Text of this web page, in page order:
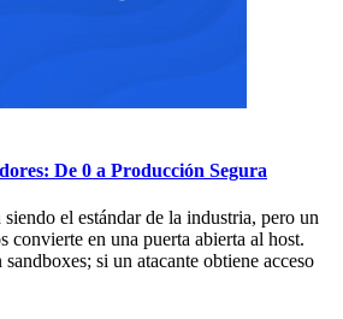
De 0 a Producción Segura
el estándar de la industria, pero un
convierte en una puerta abierta al host.
si un atacante obtiene acceso